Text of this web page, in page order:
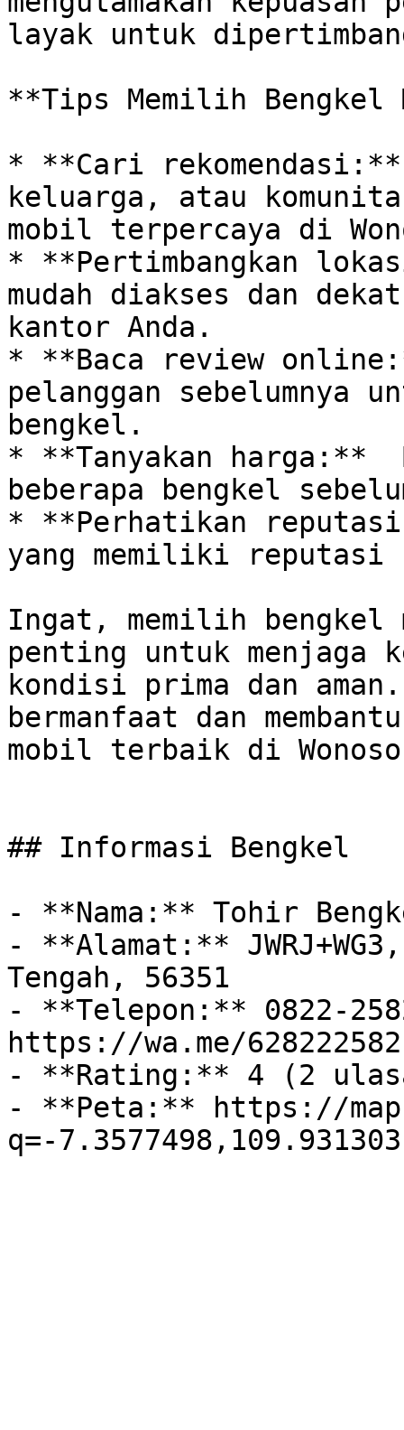
layak untuk
**Tips Memilih
* **Cari rekomendasi:**
keluarga, atau
mobil terpercaya di
* **Pertimbangkan
mudah diakses dan
kantor Anda.
* **Baca review
pelanggan sebelumnya
bengkel.
* **Tanyakan harga:**
beberapa bengkel
* **Perhatikan
yang memiliki reputasi
Ingat, memilih bengkel
penting untuk menjaga
kondisi prima dan
bermanfaat dan
mobil terbaik di
## Informasi Bengkel
- **Nama:** Tohir
- **Alamat:**
Tengah, 56351
- **Telepon:** 0822-
https://wa.me/
- **Rating:** 4 (2
- **Peta:** https://